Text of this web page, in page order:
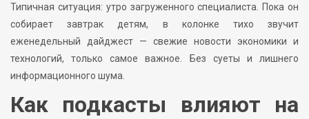
Типичная ситуация: утро загруженного специалиста. Пока он
собирает завтрак детям, в колонке тихо звучит
еженедельный дайджест — свежие новости экономики и
технологий, только самое важное. Без суеты и лишнего
информационного шума.
Как подкасты влияют на